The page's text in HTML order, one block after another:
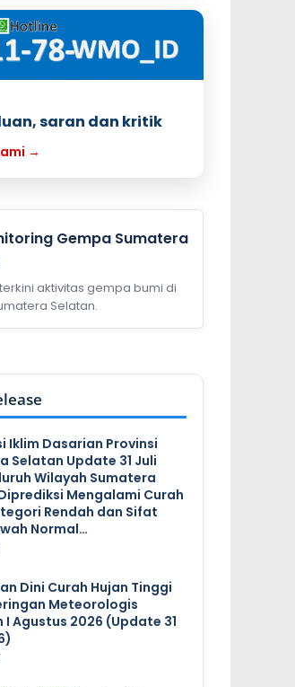
saran dan kritik
→
Gempa Sumatera
aktivitas gempa bumi di
Selatan.
Iklim Dasarian Provinsi
Selatan Update 31 Juli
Wilayah Sumatera
Mengalami Curah
Rendah dan Sifat
Normal…
Dini Curah Hujan Tinggi
Meteorologis
I Agustus 2026 (Update 31